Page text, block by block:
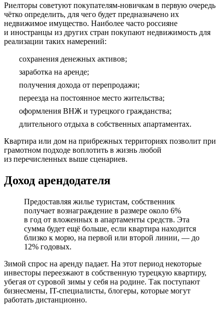
Риелторы советуют покупателям-новичкам в первую очередь
чётко определить, для чего будет предназначено их
недвижимое имущество. Наиболее часто россияне
и иностранцы из других стран покупают недвижимость для
реализации таких намерений:
сохранения денежных активов;
заработка на аренде;
получения дохода от перепродажи;
переезда на постоянное место жительства;
оформления ВНЖ и турецкого гражданства;
длительного отдыха в собственных апартаментах.
Квартира или дом на прибрежных территориях позволит при
грамотном подходе воплотить в жизнь любой
из перечисленных выше сценариев.
Доход арендодателя
Предоставляя жилье туристам, собственник
получает вознаграждение в размере около 6%
в год от вложенных в апартаменты средств. Эта
сумма будет ещё больше, если квартира находится
близко к морю, на первой или второй линии, — до
12% годовых.
Зимой спрос на аренду падает. На этот период некоторые
инвесторы переезжают в собственную турецкую квартиру,
убегая от суровой зимы у себя на родине. Так поступают
бизнесмены, IT-специалисты, блогеры, которые могут
работать дистанционно.